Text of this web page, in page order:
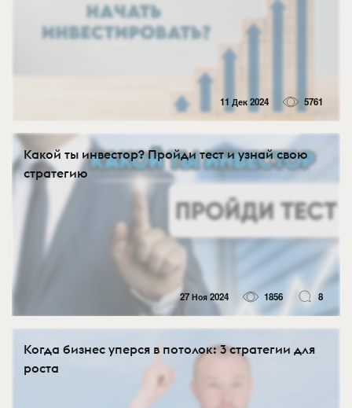
11 Дек 2024 5761
Какой ты инвестор? Пройди тест и узнай свою
стратегию
27 Ноя 2024 1856 8
Когда бизнес уперся в потолок: 3 стратегии для
роста